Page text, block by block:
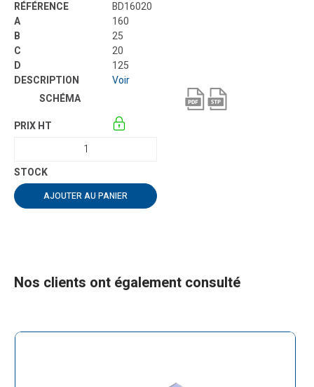
BD16020
160
25
20
125
Voir
AJOUTER AU PANIER
Nos clients ont également consulté